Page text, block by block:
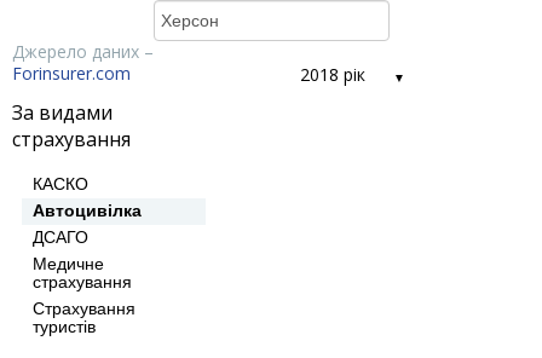
2018 рік
Джерело даних –
Forinsurer.com
За видами
страхування
КАСКО
Автоцивілка
ДСАГО
Медичне
страхування
Страхування
туристів